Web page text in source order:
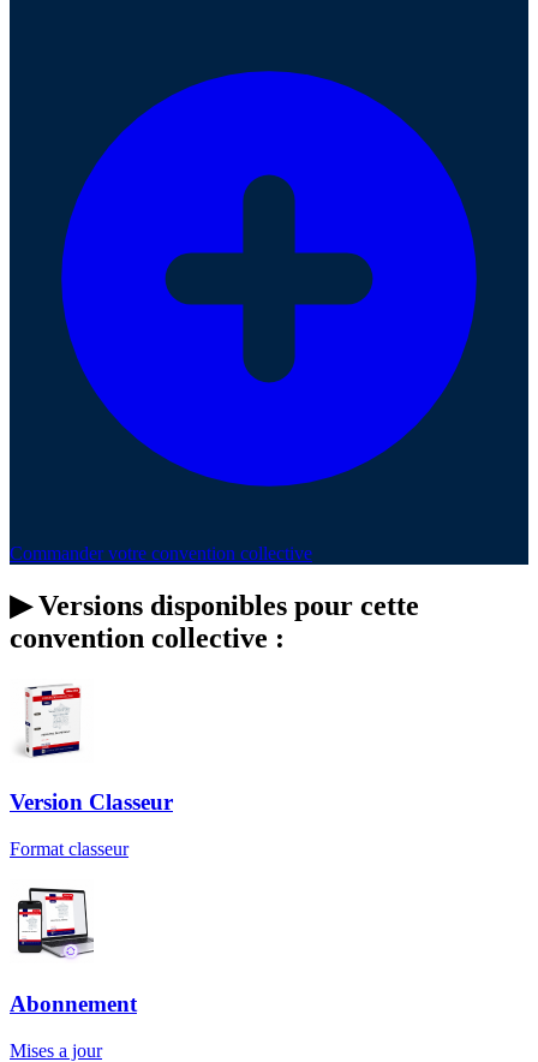
Commander votre convention collective
▶Versions disponibles pour cette
convention collective :
Version Classeur
Format classeur
Abonnement
Mises a jour